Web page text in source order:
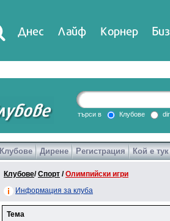
Днес Лайф Корнер
DirTV Impressio
Games
търси в Клубове
Клубове Дирене Регистрация Кой е тук
Клубове/Спорт /Олимпийски игри
Информация за клуба
Тема